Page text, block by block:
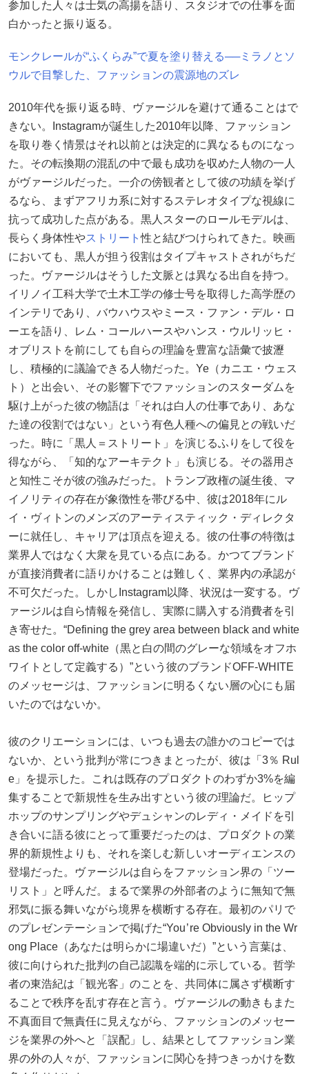
参加した人々は士気の高揚を語り、スタジオでの仕事を面
白かったと振り返る。
モンクレールが“ふくらみ”で夏を塗り替える──ミラノとソ
ウルで目撃した、ファッションの震源地のズレ
2010年代を振り返る時、ヴァージルを避けて通ることはで
きない。Instagramが誕生した2010年以降、ファッション
を取り巻く情景はそれ以前とは決定的に異なるものになっ
た。その転換期の混乱の中で最も成功を収めた人物の一人
がヴァージルだった。一介の傍観者として彼の功績を挙げ
るなら、まずアフリカ系に対するステレオタイプな視線に
抗って成功した点がある。黒人スターのロールモデルは、
長らく身体性やストリート性と結びつけられてきた。映画
においても、黒人が担う役割はタイプキャストされがちだ
った。ヴァージルはそうした文脈とは異なる出自を持つ。
イリノイ工科大学で土木工学の修士号を取得した高学歴の
インテリであり、バウハウスやミース・ファン・デル・ロ
ーエを語り、レム・コールハースやハンス・ウルリッヒ・
オブリストを前にしても自らの理論を豊富な語彙で披瀝
し、積極的に議論できる人物だった。Ye（カニエ・ウェス
ト）と出会い、その影響下でファッションのスターダムを
駆け上がった彼の物語は「それは白人の仕事であり、あな
た達の役割ではない」という有色人種への偏見との戦いだ
った。時に「黒人＝ストリート」を演じるふりをして役を
得ながら、「知的なアーキテクト」も演じる。その器用さ
と知性こそが彼の強みだった。トランプ政権の誕生後、マ
イノリティの存在が象徴性を帯びる中、彼は2018年にル
イ・ヴィトンのメンズのアーティスティック・ディレクタ
ーに就任し、キャリアは頂点を迎える。彼の仕事の特徴は
業界人ではなく大衆を見ている点にある。かつてブランド
が直接消費者に語りかけることは難しく、業界内の承認が
不可欠だった。しかしInstagram以降、状況は一変する。ヴ
ァージルは自ら情報を発信し、実際に購入する消費者を引
き寄せた。“Defining the grey area between black and white
as the color off-white（黒と白の間のグレーな領域をオフホ
ワイトとして定義する）”という彼のブランドOFF-WHITE
のメッセージは、ファッションに明るくない層の心にも届
いたのではないか。
彼のクリエーションには、いつも過去の誰かのコピーでは
ないか、という批判が常につきまとったが、彼は「3％ Rul
e」を提示した。これは既存のプロダクトのわずか3%を編
集することで新規性を生み出すという彼の理論だ。ヒップ
ホップのサンプリングやデュシャンのレディ・メイドを引
き合いに語る彼にとって重要だったのは、プロダクトの業
界的新規性よりも、それを楽しむ新しいオーディエンスの
登場だった。ヴァージルは自らをファッション界の「ツー
リスト」と呼んだ。まるで業界の外部者のように無知で無
邪気に振る舞いながら境界を横断する存在。最初のパリで
のプレゼンテーションで掲げた“You ’ re Obviously in the Wr
ong Place（あなたは明らかに場違いだ）”という言葉は、
彼に向けられた批判の自己認識を端的に示している。哲学
者の東浩紀は「観光客」のことを、共同体に属さず横断す
ることで秩序を乱す存在と言う。ヴァージルの動きもまた
不真面目で無責任に見えながら、ファッションのメッセー
ジを業界の外へと「誤配」し、結果としてファッション業
界の外の人々が、ファッションに関心を持つきっかけを数